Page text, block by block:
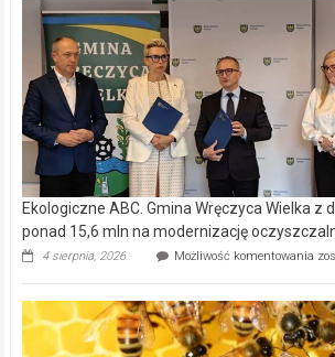
Ekologiczne ABC. Gmina Wręczyca Wielka z
ponad 15,6 mln na modernizację
4 sierpnia, 2026 Możliwość komentowania
z